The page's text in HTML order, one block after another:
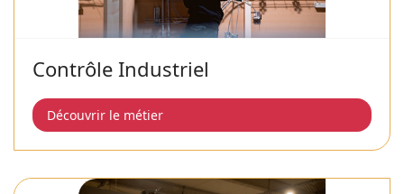
Contrôle Industriel
Découvrir le métier